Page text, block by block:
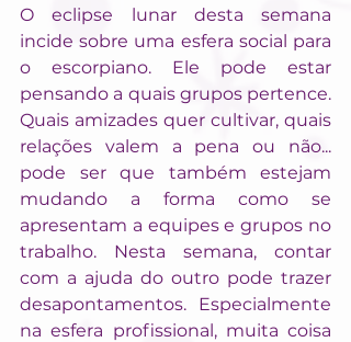
O eclipse lunar desta semana
incide sobre uma esfera social para
o escorpiano. Ele pode estar
pensando a quais grupos pertence.
Quais amizades quer cultivar, quais
relações valem a pena ou não...
pode ser que também estejam
mudando a forma como se
apresentam a equipes e grupos no
trabalho. Nesta semana, contar
com a ajuda do outro pode trazer
desapontamentos. Especialmente
na esfera profissional, muita coisa